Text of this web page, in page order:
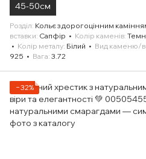
45-50см
Розділ Кольє з дорогоцінним
вставки Сапфір Колір каменів
Колір металу Білий Вид каменю/
925
Вага 3.72
−32%